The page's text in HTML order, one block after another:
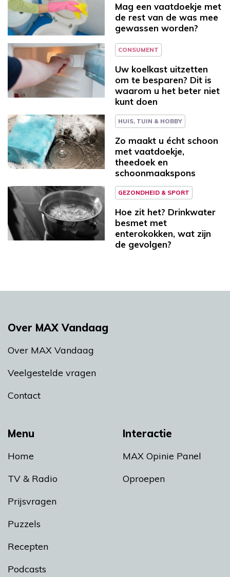
Mag een vaatdoekje met
de rest van de was mee
gewassen worden?
CONSUMENT
Uw koelkast uitzetten
om te besparen? Dit is
waarom u het beter niet
kunt doen
HUIS, TUIN & HOBBY
Zo maakt u écht schoon
met vaatdoekje,
theedoek en
schoonmaakspons
GEZONDHEID & SPORT
Hoe zit het? Drinkwater
besmet met
enterokokken, wat zijn
de gevolgen?
Menu
Home
TV & Radio
Prijsvragen
Puzzels
Recepten
Podcasts
Interactie
MAX Opinie Panel
Oproepen
Over MAX Vandaag
Over MAX Vandaag
Veelgestelde vragen
Contact